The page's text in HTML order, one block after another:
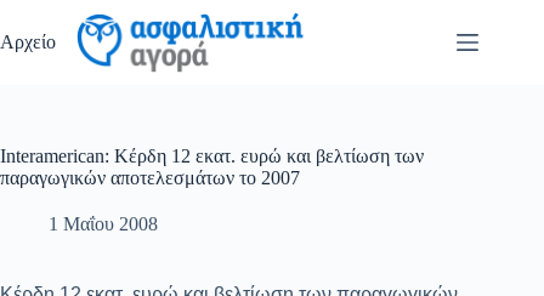
στο
περιεχόμενο
Αρχείο
Interamerican: Κέρδη 12 εκατ. ευρώ και βελτίωση των
παραγωγικών αποτελεσμάτων το 2007
1 Μαΐου 2008